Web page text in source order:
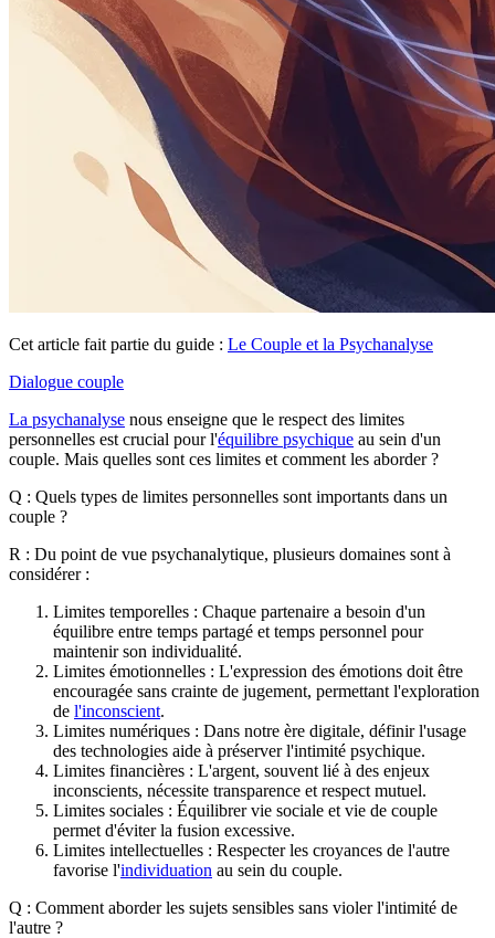
Cet article fait partie du guide : Le Couple et la Psychanalyse
Dialogue couple
La psychanalyse nous enseigne que le respect des limites
personnelles est crucial pour l'équilibre psychique au sein d'un
couple. Mais quelles sont ces limites et comment les aborder ?
Q : Quels types de limites personnelles sont importants dans un
couple ?
R : Du point de vue psychanalytique, plusieurs domaines sont à
considérer :
Limites temporelles : Chaque partenaire a besoin d'un
équilibre entre temps partagé et temps personnel pour
maintenir son individualité.
Limites émotionnelles : L'expression des émotions doit être
encouragée sans crainte de jugement, permettant l'exploration
de l'inconscient.
Limites numériques : Dans notre ère digitale, définir l'usage
des technologies aide à préserver l'intimité psychique.
Limites financières : L'argent, souvent lié à des enjeux
inconscients, nécessite transparence et respect mutuel.
Limites sociales : Équilibrer vie sociale et vie de couple
permet d'éviter la fusion excessive.
Limites intellectuelles : Respecter les croyances de l'autre
favorise l'individuation au sein du couple.
Q : Comment aborder les sujets sensibles sans violer l'intimité de
l'autre ?